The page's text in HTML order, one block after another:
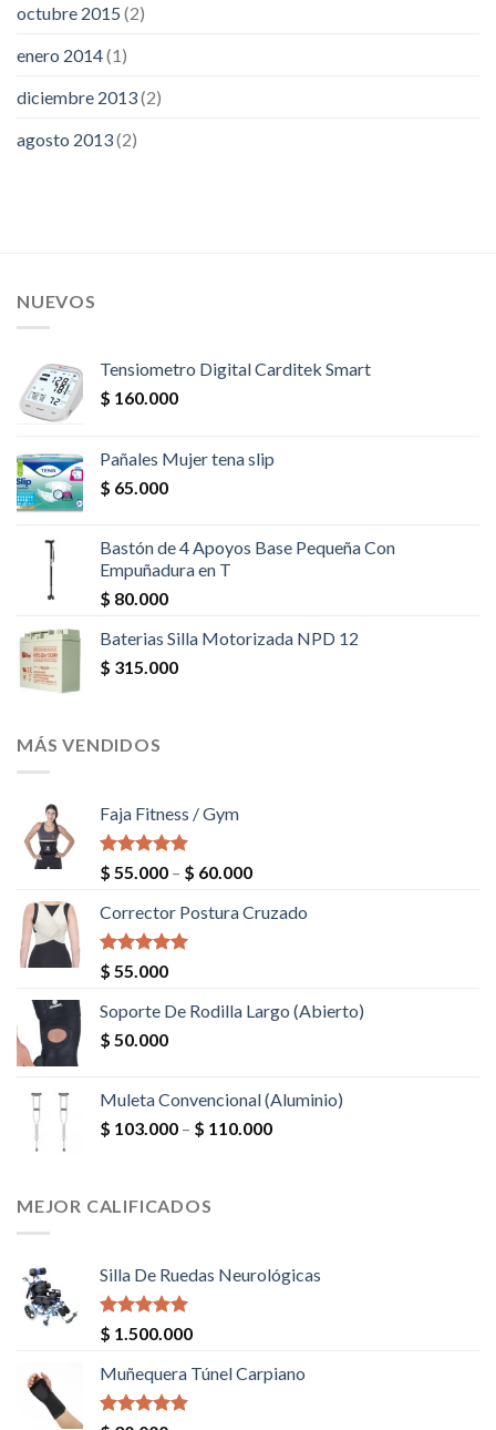
octubre 2015 (2)
enero 2014(1)
diciembre 2013(2)
agosto 2013(2)
NUEVOS
Tensiometro Digital Carditek Smart
$ 160.000
Pañales Mujer tena slip
$ 65.000
Bastón de 4 Apoyos Base Pequeña Con
Empuñadura en T
$ 80.000
Baterias Silla Motorizada NPD 12
$ 315.000
MÁS VENDIDOS
Faja Fitness / Gym
Valorado en
5.00
$ 55.000 – $ 60.000
Corrector Postura Cruzado
Valorado en
5.00
$ 55.000
Soporte De Rodilla Largo (Abierto)
$ 50.000
Muleta Convencional (Aluminio)
$ 103.000 – $ 110.000
MEJOR CALIFICADOS
Silla De Ruedas Neurológicas
Valorado en
5.00
$ 1.500.000
Muñequera Túnel Carpiano